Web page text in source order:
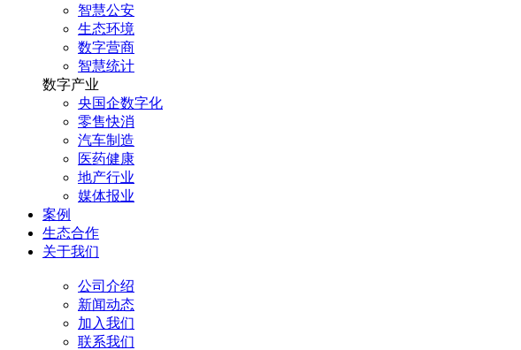
智慧公安
生态环境
数字营商
智慧统计
数字产业
央国企数字化
零售快消
汽车制造
医药健康
地产行业
媒体报业
案例
生态合作
关于我们
公司介绍
新闻动态
加入我们
联系我们